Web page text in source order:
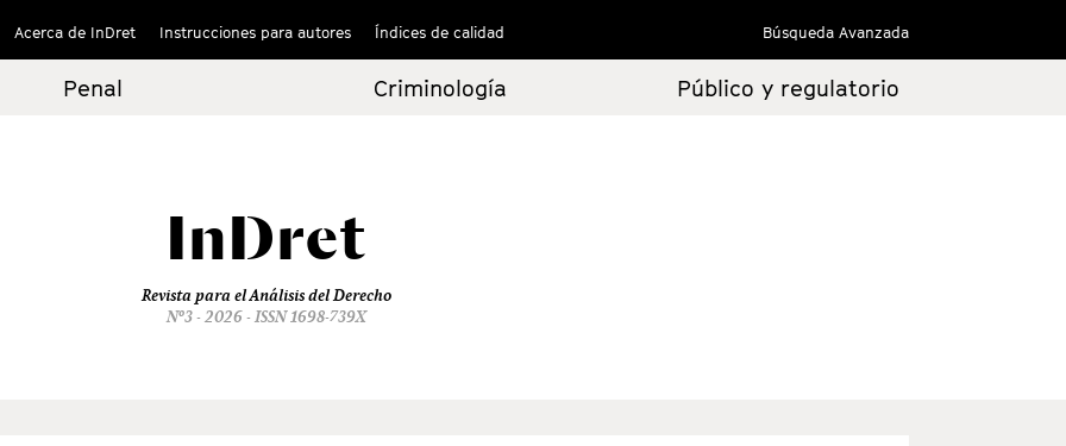
Acerca de InDret Instrucciones para autores Índices de calidad Búsqueda Avanzada
Penal Criminología Público y regulatorio
InDret
Revista para el Análisis del Derecho
Nº3 - 2026 - ISSN 1698-739X